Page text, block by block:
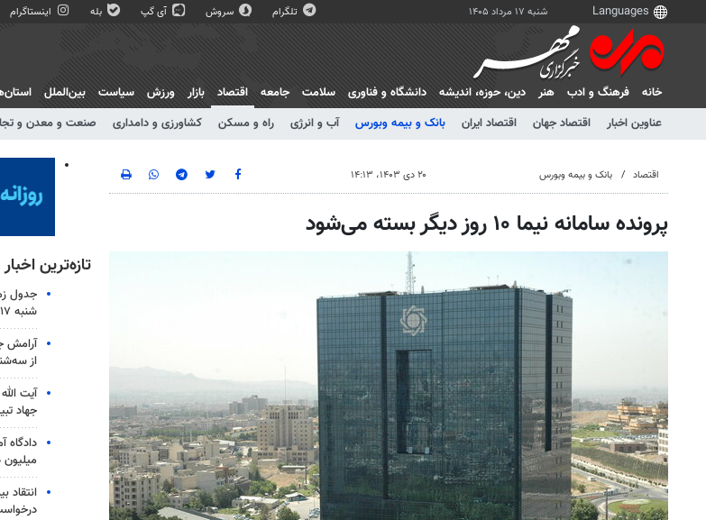
شنبه ۱۷ مرداد ۱۴۰۵ تلگرام سروش آی گپ بله اینستاگرام
خانه فرهنگ و ادب هنر دين، حوزه، انديشه دانشگاه و فناوری سلامت جامعه
اقتصاد
عناوین اخبار
اقتصاد جهان اقتصاد ایران بانک و بیمه وبورس آب و انرژی راه و مسکن کشاورزی و دامداری صنعت و معدن و
بازار ورزش سیاست بین‌الملل
اقتصاد بانک و بیمه وبورس ۲۰ دی ۱۴۰۳، ۱۴:۱۳
پرونده سامانه نیما ۱۰ روز دیگر بسته می‌شود
تازه‌ترین اخبار
جدول
شنبه ۱۷ مرداد منتشر شد
آرامش
از
آیت
جهاد
میلیون
انتقاد